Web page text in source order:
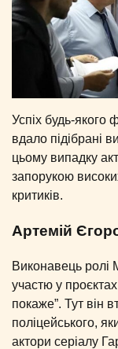
Успіх будь-якого
вдало підібрані
цьому випадку
запорукою
критиків.
Артемій
Виконавець ролі
участю у
покаже”. Тут він
поліцейського,
актори серіалу